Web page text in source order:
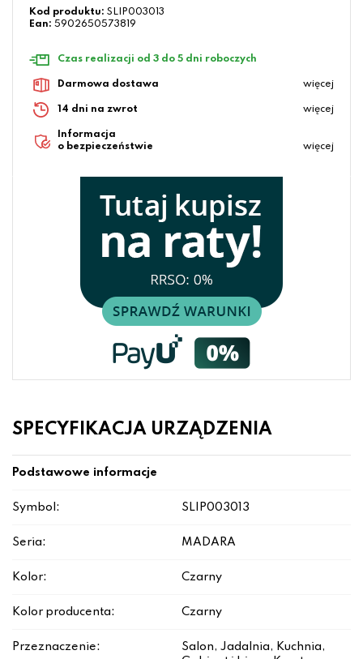
Kod produktu: SLIP003013
Ean: 5902650573819
Czas realizacji od 3 do 5 dni roboczych
Darmowa dostawa więcej
14 dni na zwrot więcej
Informacja
o bezpieczeństwie
więcej
SPECYFIKACJA URZĄDZENIA
Podstawowe informacje
Symbol: SLIP003013
Seria: MADARA
Kolor: Czarny
Kolor producenta: Czarny
Przeznaczenie:
Salon, Jadalnia, Kuchnia,